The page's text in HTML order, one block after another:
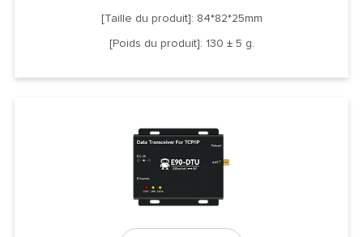
[Taille du produit]: 84*82*25mm
[Poids du produit]: 130 ± 5 g.